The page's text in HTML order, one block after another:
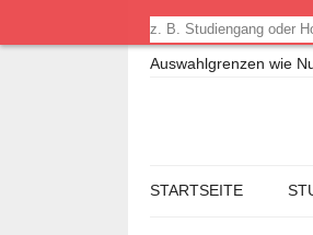
Auswahlgrenzen wie
STARTSEITE